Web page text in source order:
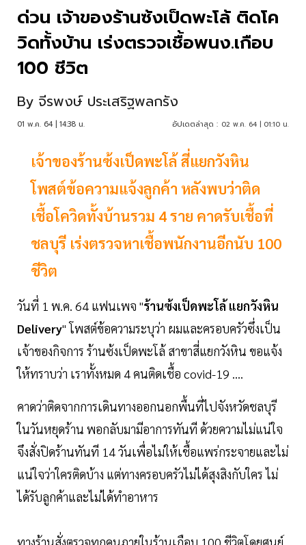
ด่วน เจ้าของร้านซ้งเป็ดพะโล้ ติดโค
วิดทั้งบ้าน เร่งตรวจเชื้อพนง.เกือบ
100 ชีวิต
By จีรพงษ์ ประเสริฐพลกรัง
01 พ.ค. 64 | 14:38 น. อัปเดตล่าสุด : 02 พ.ค. 64 | 01:10 น.
เจ้าของร้านซ้งเป็ดพะโล้ สี่แยกวังหิน
โพสต์ข้อความแจ้งลูกค้า หลังพบว่าติด
เชื้อโควิดทั้งบ้านรวม 4 ราย คาดรับเชื้อที่
ชลบุรี เร่งตรวจหาเชื้อพนักงานอีกนับ 100
ชีวิต
วันที่ 1 พ.ค. 64 แฟนเพจ "ร้านซ้งเป็ดพะโล้ แยกวังหิน
Delivery" โพสต์ข้อความระบุว่า ผมและครอบครัวซึ่งเป็น
เจ้าของกิจการ ร้านซ้งเป็ดพะโล้ สาขาสี่แยกวังหิน ขอแจ้ง
ให้ทราบว่า เราทั้งหมด 4 คนติดเชื้อ covid-19 ....
คาดว่าติดจากการเดินทางออกนอกพื้นที่ไปจังหวัดชลบุรี
ในวันหยุดร้าน พอกลับมามีอาการทันที ด้วยความไม่แน่ใจ
จึงสั่งปิดร้านทันที 14 วันเพื่อไม่ให้เชื้อแพร่กระจายและไม่
แน่ใจว่าใครติดบ้าง แต่ทางครอบครัวไม่ได้สุงสิงกับใคร ไม่
ได้รับลูกค้าและไม่ได้ทำอาหาร